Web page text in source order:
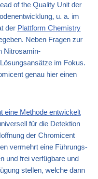
of the Quality Unit der
u. a. im
der Plattform Chemistry
Neben Fragen zur
Nitrosamin-
im Fokus.
genau hier einen
eine Methode entwickelt
für die Detektion
der Chromicent
vermehrt eine Führungs-
und frei verfügbare und
stellen, welche dann